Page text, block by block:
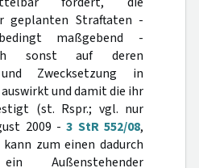
geplanten Straftaten -
maßgebend -
sonst auf deren
Zwecksetzung in
und damit die ihr
(st. Rspr.; vgl. nur
2009 -3 StR 552/08,
kann zum einen dadurch
Außenstehender